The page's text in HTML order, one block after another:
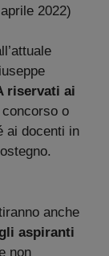
2022)
riservati ai
o
ai docenti in
anche
aspiranti
non